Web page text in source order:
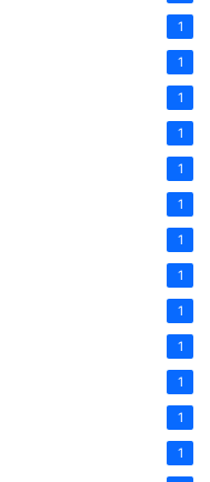
1
1
1
1
1
1
1
1
1
1
1
1
1